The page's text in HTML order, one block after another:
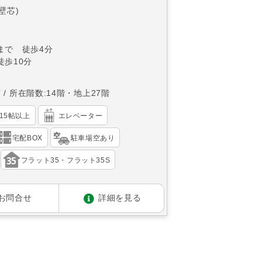
芯)
で 徒歩4分
歩10分
所在階数:14階・地上27階
帖以上 エレベーター
宅配BOX 駐車場空あり
フラット35・フラット35S
問合せ 詳細を見る